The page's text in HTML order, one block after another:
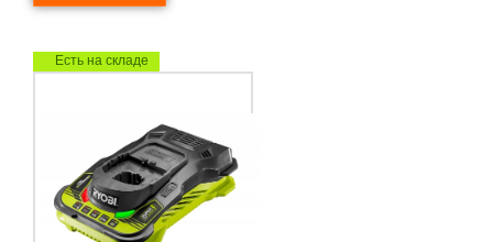
Есть на складе